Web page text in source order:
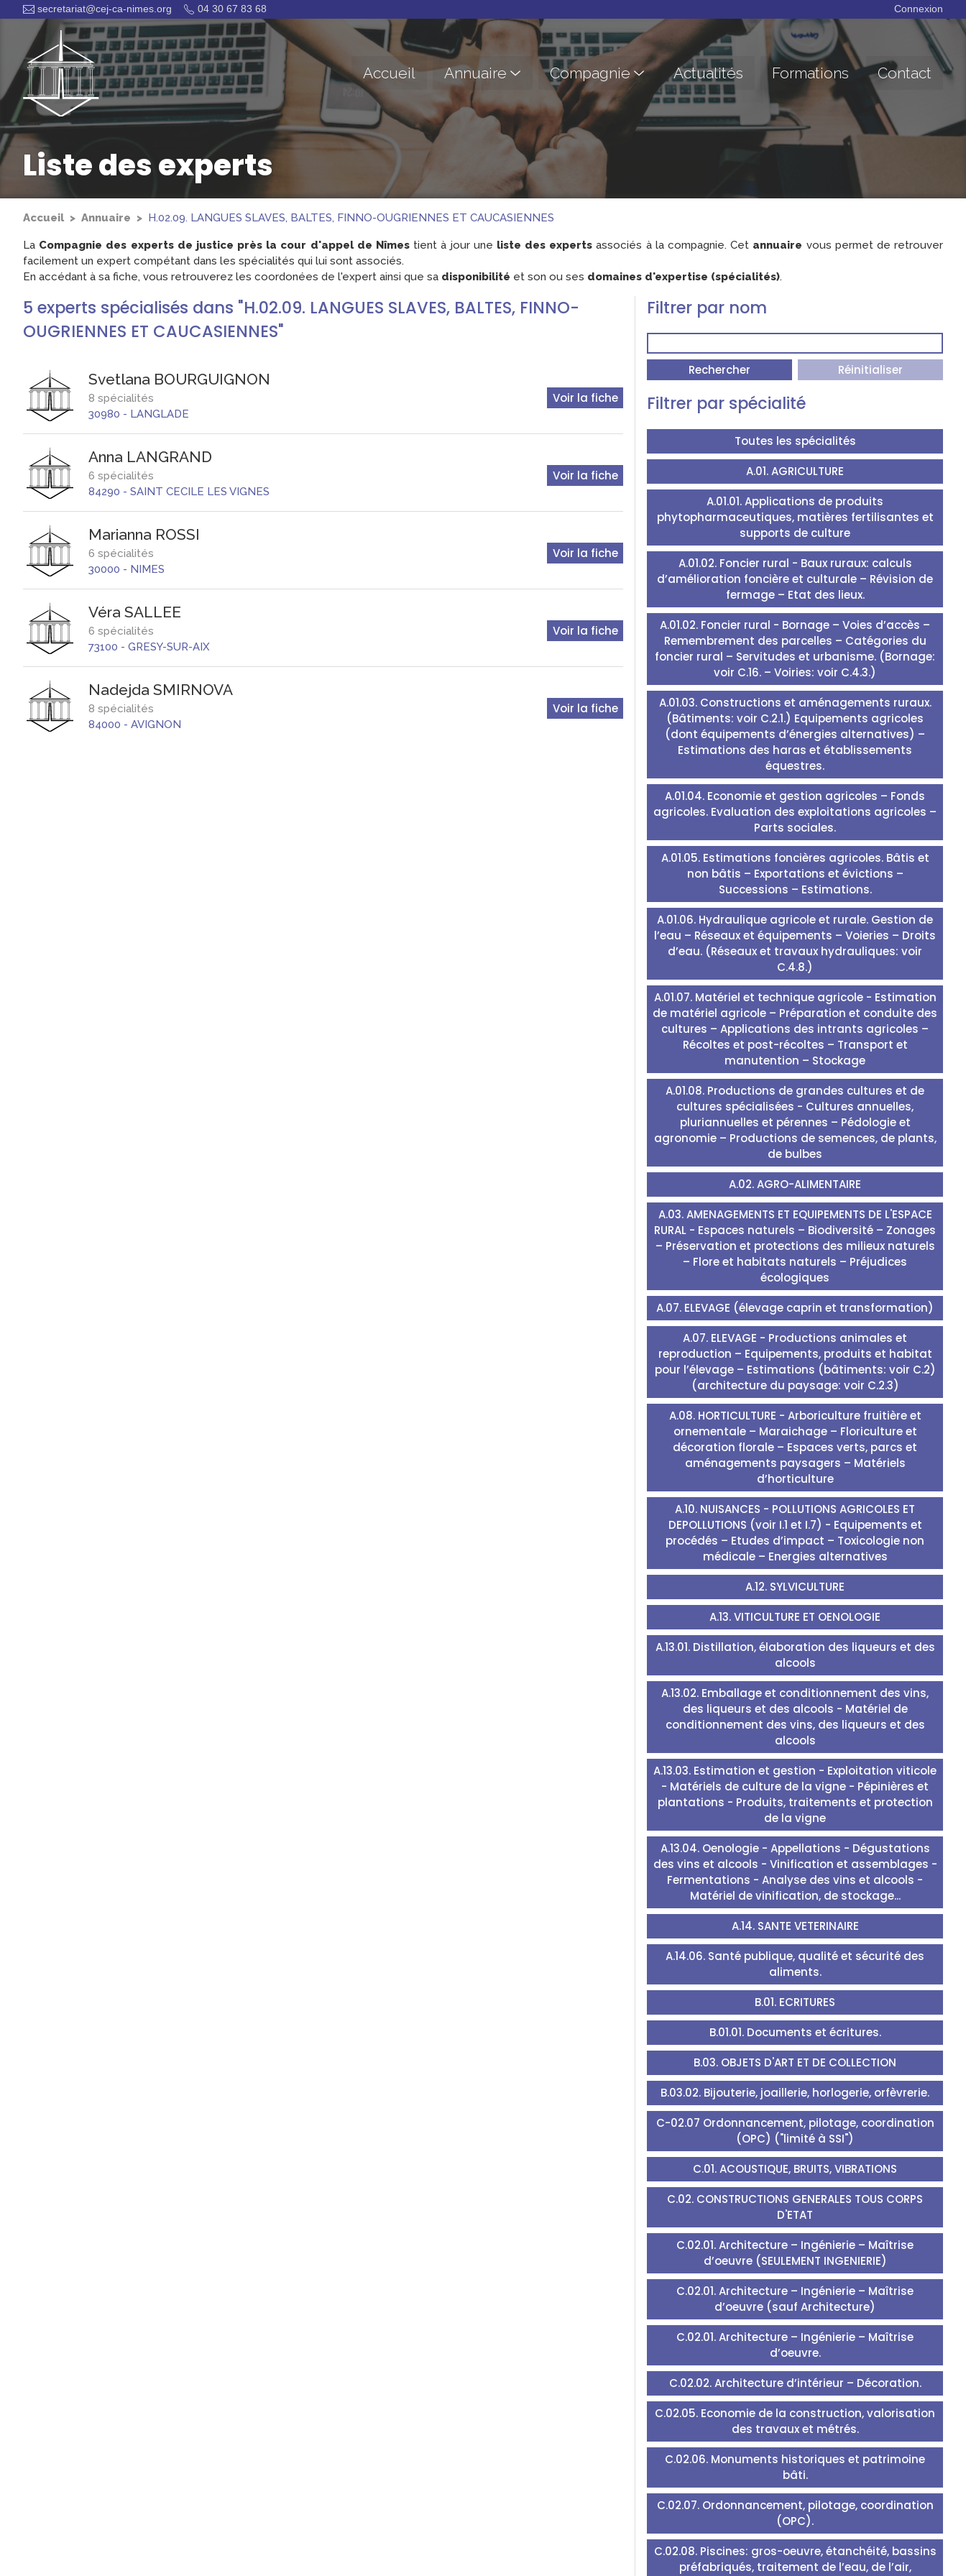
secretariat@cej-ca-nimes.org 04 30 67 83 68 Connexion
Accueil Annuaire Compagnie Actualités Formations Contact
Liste des experts
Accueil Annuaire H.02.09. LANGUES SLAVES, BALTES, FINNO-OUGRIENNES ET CAUCASIENNES
La Compagnie des experts de justice près la cour d'appel de Nîmestient à jour une liste des experts associés à la compagnie. Cet annuaire vous permet de retrouver
facilement un expert compétant dans les spécialités qui lui sont associés.
En accédant à sa fiche, vous retrouverez les coordonées de l'expert ainsi que sa disponibilité et son ou ses domaines d'expertise (spécialités).
5 experts spécialisés dans "H.02.09. LANGUES SLAVES, BALTES, FINNO-
OUGRIENNES ET CAUCASIENNES"
Svetlana BOURGUIGNON
8 spécialités
30980 - LANGLADE
Voir la fiche
Anna LANGRAND
6 spécialités
84290 - SAINT CECILE LES VIGNES
Voir la fiche
Marianna ROSSI
6 spécialités
30000 - NIMES
Voir la fiche
Véra SALLEE
6 spécialités
73100 - GRESY-SUR-AIX
Voir la fiche
Nadejda SMIRNOVA
8 spécialités
84000 - AVIGNON
Voir la fiche
Filtrer par nom
Rechercher Réinitialiser
Filtrer par spécialité
Toutes les spécialités
A.01. AGRICULTURE
A.01.01. Applications de produits
phytopharmaceutiques, matières fertilisantes et
supports de culture
A.01.02. Foncier rural - Baux ruraux: calculs
d’amélioration foncière et culturale – Révision de
fermage – Etat des lieux.
A.01.02. Foncier rural - Bornage – Voies d’accès –
Remembrement des parcelles – Catégories du
foncier rural – Servitudes et urbanisme. (Bornage:
voir C.16. – Voiries: voir C.4.3.)
A.01.03. Constructions et aménagements ruraux.
(Bâtiments: voir C.2.1.) Equipements agricoles
(dont équipements d’énergies alternatives) –
Estimations des haras et établissements
équestres.
A.01.04. Economie et gestion agricoles – Fonds
agricoles. Evaluation des exploitations agricoles –
Parts sociales.
A.01.05. Estimations foncières agricoles. Bâtis et
non bâtis – Exportations et évictions –
Successions – Estimations.
A.01.06. Hydraulique agricole et rurale. Gestion de
l’eau – Réseaux et équipements – Voieries – Droits
d’eau. (Réseaux et travaux hydrauliques: voir
C.4.8.)
A.01.07. Matériel et technique agricole - Estimation
de matériel agricole – Préparation et conduite des
cultures – Applications des intrants agricoles –
Récoltes et post-récoltes – Transport et
manutention – Stockage
A.01.08. Productions de grandes cultures et de
cultures spécialisées - Cultures annuelles,
pluriannuelles et pérennes – Pédologie et
agronomie – Productions de semences, de plants,
de bulbes
A.02. AGRO-ALIMENTAIRE
A.03. AMENAGEMENTS ET EQUIPEMENTS DE L'ESPACE
RURAL - Espaces naturels – Biodiversité – Zonages
– Préservation et protections des milieux naturels
– Flore et habitats naturels – Préjudices
écologiques
A.07. ELEVAGE (élevage caprin et transformation)
A.07. ELEVAGE - Productions animales et
reproduction – Equipements, produits et habitat
pour l’élevage – Estimations (bâtiments: voir C.2)
(architecture du paysage: voir C.2.3)
A.08. HORTICULTURE - Arboriculture fruitière et
ornementale – Maraichage – Floriculture et
décoration florale – Espaces verts, parcs et
aménagements paysagers – Matériels
d’horticulture
A.10. NUISANCES - POLLUTIONS AGRICOLES ET
DEPOLLUTIONS (voir I.1 et I.7) - Equipements et
procédés – Etudes d’impact – Toxicologie non
médicale – Energies alternatives
A.12. SYLVICULTURE
A.13. VITICULTURE ET OENOLOGIE
A.13.01. Distillation, élaboration des liqueurs et des
alcools
A.13.02. Emballage et conditionnement des vins,
des liqueurs et des alcools - Matériel de
conditionnement des vins, des liqueurs et des
alcools
A.13.03. Estimation et gestion - Exploitation viticole
- Matériels de culture de la vigne - Pépinières et
plantations - Produits, traitements et protection
de la vigne
A.13.04. Oenologie - Appellations - Dégustations
des vins et alcools - Vinification et assemblages -
Fermentations - Analyse des vins et alcools -
Matériel de vinification, de stockage...
A.14. SANTE VETERINAIRE
A.14.06. Santé publique, qualité et sécurité des
aliments.
B.01. ECRITURES
B.01.01. Documents et écritures.
B.03. OBJETS D'ART ET DE COLLECTION
B.03.02. Bijouterie, joaillerie, horlogerie, orfèvrerie.
C-02.07 Ordonnancement, pilotage, coordination
(OPC) ("limité à SSI")
C.01. ACOUSTIQUE, BRUITS, VIBRATIONS
C.02. CONSTRUCTIONS GENERALES TOUS CORPS
D'ETAT
C.02.01. Architecture – Ingénierie – Maîtrise
d’oeuvre (SEULEMENT INGENIERIE)
C.02.01. Architecture – Ingénierie – Maîtrise
d’oeuvre (sauf Architecture)
C.02.01. Architecture – Ingénierie – Maîtrise
d’oeuvre.
C.02.02. Architecture d’intérieur – Décoration.
C.02.05. Economie de la construction, valorisation
des travaux et métrés.
C.02.06. Monuments historiques et patrimoine
bâti.
C.02.07. Ordonnancement, pilotage, coordination
(OPC).
C.02.08. Piscines: gros-oeuvre, étanchéité, bassins
préfabriqués, traitement de l’eau, de l’air,